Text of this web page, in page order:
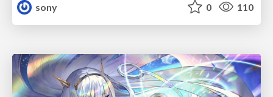
sony
0 110